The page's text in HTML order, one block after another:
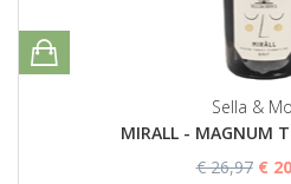
Sella &
MIRALL - MAGNUM
€ 26,97 €